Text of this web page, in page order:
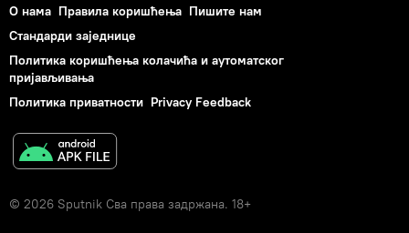
О нама Правила коришћења Пишите нам
Стандарди заједнице
Политика коришћења колачића и аутоматског
пријављивања
Политика приватности Privacy Feedback
© 2026 Sputnik Сва права задржана. 18+